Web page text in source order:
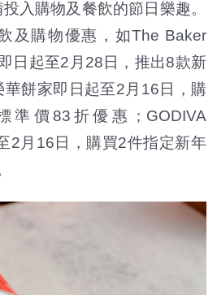
入購物及餐飲的節日樂趣。
及購物優惠，如The Baker
日起至2月28日，推出8款新
餅家即日起至2月16日，購
準價83折優惠；GODIVA
2月16日，購買2件指定新年